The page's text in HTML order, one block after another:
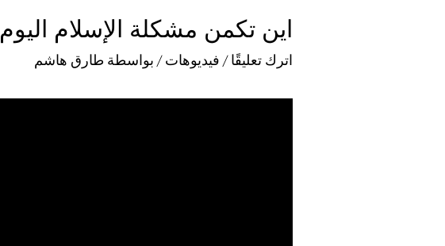
اين تكمن مشكلة الإسلام اليوم 1
اترك تعليقًا / فيديوهات/ بواسطة طارق هاشم